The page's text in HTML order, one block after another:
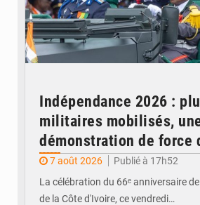
Indépendance 2026 :
militaires mobilisés,
démonstration de force
ivoirienne à Yopougon
7 août 2026
Publié à 17h52
La célébration du 66ᵉ anniversaire
de la Côte d'Ivoire, ce vendredi…